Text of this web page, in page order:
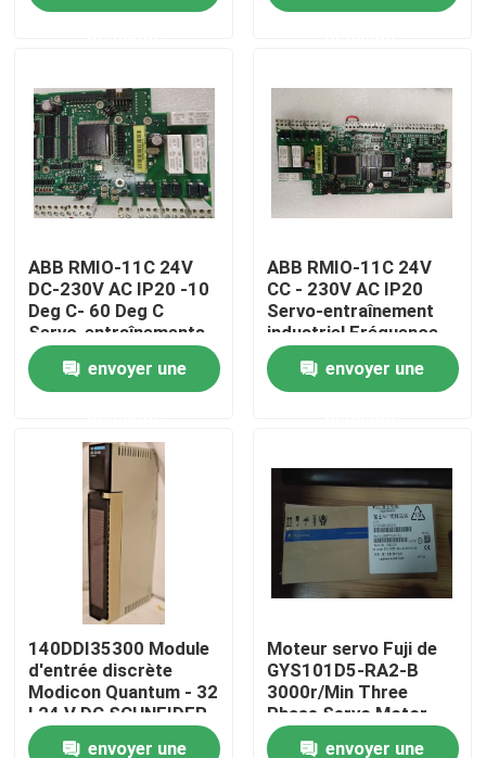
Maison
Produits
Au sujet de nous
Visite d'usine
Contactez-nous
Demandez une citation
Servomoteur industriel
Commandes servo industrielles
Amplificateur servo à C.A.
ABB RMIO-11C 24V
DC-230V AC IP20 -10
Deg C- 60 Deg C
Servo-entraînements
industriels pour le
fonctionnement en
douceur
envoyer une
ABB RMIO-11C 24V
CC - 230V AC IP20
Servo-entraînement
industriel Fréquence
d'entrée 50/60HZ
Puissance nominale
30KW
envoyer une
140DDI35300 Module
d'entrée discrète
Modicon Quantum - 32
I 24 V DC SCHNEIDER
envoyer une
Moteur servo Fuji de
GYS101D5-RA2-B
3000r/Min Three
Phase Servo Motor
200v électrique
envoyer une